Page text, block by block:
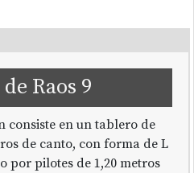
Raos 9
consiste en un tablero de
de canto, con forma de L
por pilotes de 1,20 metros